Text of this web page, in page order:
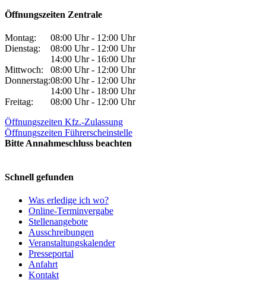
Öffnungszeiten Zentrale
Montag:
08:00 Uhr - 12:00 Uhr
Dienstag:
08:00 Uhr - 12:00 Uhr
14:00 Uhr - 16:00 Uhr
Mittwoch:
08:00 Uhr - 12:00 Uhr
Donnerstag:08:00 Uhr - 12:00 Uhr
14:00 Uhr - 18:00 Uhr
Freitag:
08:00 Uhr - 12:00 Uhr
Öffnungszeiten Kfz.-Zulassung
Öffnungszeiten Führerscheinstelle
Bitte Annahmeschluss beachten
Schnell gefunden
Was erledige ich wo?
Online-Terminvergabe
Stellenangebote
Ausschreibungen
Veranstaltungskalender
Presseportal
Anfahrt
Kontakt